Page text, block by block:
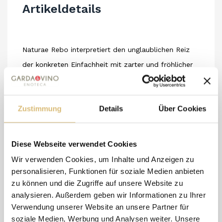
Zustimmung Details Über Cookies
Diese Webseite verwendet Cookies
Wir verwenden Cookies, um Inhalte und Anzeigen zu
personalisieren, Funktionen für soziale Medien anbieten
zu können und die Zugriffe auf unsere Website zu
analysieren. Außerdem geben wir Informationen zu Ihrer
Verwendung unserer Website an unsere Partner für
soziale Medien, Werbung und Analysen weiter. Unsere
Artikeldetails
Naturae Rebo interpretiert den unglaublichen Reiz
der konkreten Einfachheit mit zarter und fröhlicher
Offenheit.
Sommer, Tische mit Freunden im Herbst und Winter.
TECHNISCHE NOTIZEN
Wein ohne zugesetzte Sulfite.
Rebsorte: Rebo